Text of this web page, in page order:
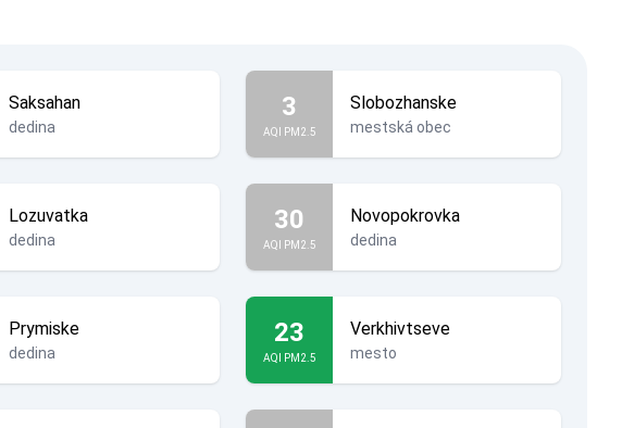
Saksahan
dedina
3
AQI PM2.5
Slobozhanske
mestská obec
Lozuvatka
dedina
30
AQI PM2.5
Novopokrovka
dedina
Prymiske
dedina
23
AQI PM2.5
Verkhivtseve
mesto